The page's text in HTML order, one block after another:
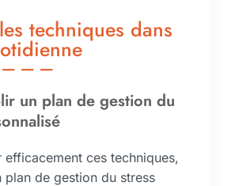
techniques dans
un plan de gestion du
efficacement ces techniques,
plan de gestion du stress